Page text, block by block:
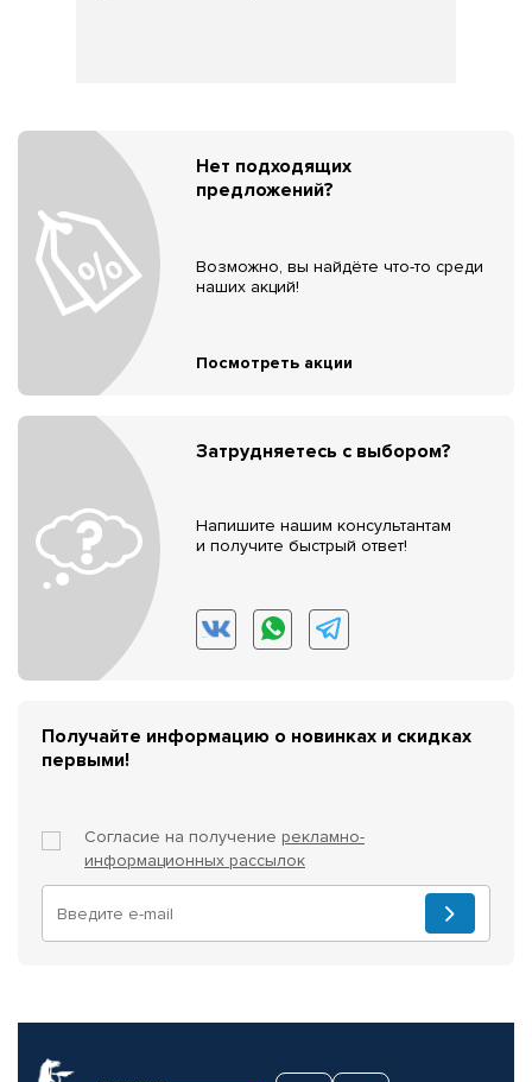
Нет подходящих
предложений?
Возможно, вы найдёте что-то среди
наших акций!
Посмотреть акции
Затрудняетесь с выбором?
Напишите нашим консультантам
и получите быстрый ответ!
Получайте информацию о новинках и скидках
первыми!
Согласие на получение рекламно-
информационных рассылок